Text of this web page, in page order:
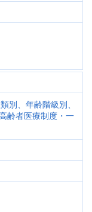
、年齢階級別、
齢者医療制度・一